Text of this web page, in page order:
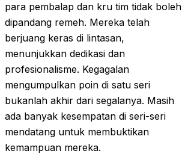
para pembalap dan kru tim tidak boleh
dipandang remeh. Mereka telah
berjuang keras di lintasan,
menunjukkan dedikasi dan
profesionalisme. Kegagalan
mengumpulkan poin di satu seri
bukanlah akhir dari segalanya. Masih
ada banyak kesempatan di seri-seri
mendatang untuk membuktikan
kemampuan mereka.